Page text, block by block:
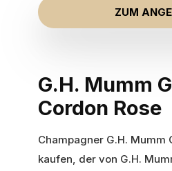
G.H. Mumm
Cordon Rose
Champagner G.H. Mumm
kaufen, der von G.H.
ZUM